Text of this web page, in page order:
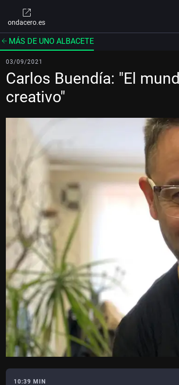
ondacero.es
MÁS DE UNO ALBACETE
03/09/2021
Carlos Buendía: "El
creativo"
10:39 MIN